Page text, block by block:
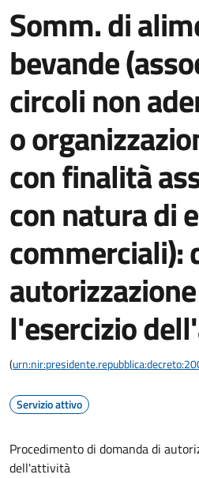
Somm. di
bevande
circoli non
o
con finalità
con natura di
commerciali):
l'esercizio
(
Servizio attivo
Procedimento di domanda di
dell'attività